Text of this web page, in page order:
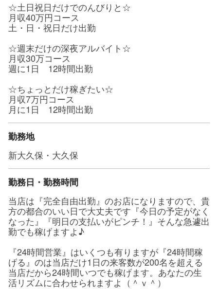
☆土日祝日だけでのんびりと☆
月収40万円コース
土・日・祝日だけ出勤
☆週末だけの深夜アルバイト☆
月収30万コース
週に1日 12時間出勤
☆ちょっとだけ稼ぎたい☆
月収7万円コース
月に1日 12時間出勤
勤務地
新大久保・大久保
勤務日・勤務時間
当店は『完全自由出勤』のお店になりますので、貴
方の都合のいい日で大丈夫です『今日の予定がなく
なった』『明日の支払いがピンチ！』そんな急遽出
勤でも稼げますよ♪
『24時間営業』はいくつも有りますが『24時間稼
げる』のは当店だけ1日の来客数が200名を超える
当店だから24時間いつでも稼げます。あなたの生
活リズムに合わせられますよ（＾ｖ＾）